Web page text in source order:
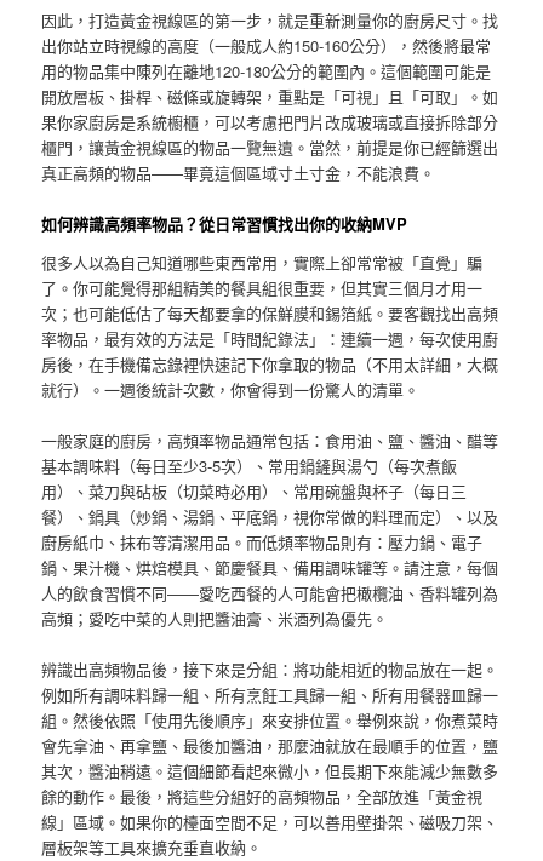
因此，打造黃金視線區的第一步，就是重新測量你的廚房尺寸。找
出你站立時視線的高度（一般成人約150-160公分），然後將最常
用的物品集中陳列在離地120-180公分的範圍內。這個範圍可能是
開放層板、掛桿、磁條或旋轉架，重點是「可視」且「可取」。如
果你家廚房是系統櫥櫃，可以考慮把門片改成玻璃或直接拆除部分
櫃門，讓黃金視線區的物品一覽無遺。當然，前提是你已經篩選出
真正高頻的物品——畢竟這個區域寸土寸金，不能浪費。
如何辨識高頻率物品？從日常習慣找出你的收納MVP
很多人以為自己知道哪些東西常用，實際上卻常常被「直覺」騙
了。你可能覺得那組精美的餐具組很重要，但其實三個月才用一
次；也可能低估了每天都要拿的保鮮膜和錫箔紙。要客觀找出高頻
率物品，最有效的方法是「時間紀錄法」：連續一週，每次使用廚
房後，在手機備忘錄裡快速記下你拿取的物品（不用太詳細，大概
就行）。一週後統計次數，你會得到一份驚人的清單。
一般家庭的廚房，高頻率物品通常包括：食用油、鹽、醬油、醋等
基本調味料（每日至少3-5次）、常用鍋鏟與湯勺（每次煮飯
用）、菜刀與砧板（切菜時必用）、常用碗盤與杯子（每日三
餐）、鍋具（炒鍋、湯鍋、平底鍋，視你常做的料理而定）、以及
廚房紙巾、抹布等清潔用品。而低頻率物品則有：壓力鍋、電子
鍋、果汁機、烘焙模具、節慶餐具、備用調味罐等。請注意，每個
人的飲食習慣不同——愛吃西餐的人可能會把橄欖油、香料罐列為
高頻；愛吃中菜的人則把醬油膏、米酒列為優先。
辨識出高頻物品後，接下來是分組：將功能相近的物品放在一起。
例如所有調味料歸一組、所有烹飪工具歸一組、所有用餐器皿歸一
組。然後依照「使用先後順序」來安排位置。舉例來說，你煮菜時
會先拿油、再拿鹽、最後加醬油，那麼油就放在最順手的位置，鹽
其次，醬油稍遠。這個細節看起來微小，但長期下來能減少無數多
餘的動作。最後，將這些分組好的高頻物品，全部放進「黃金視
線」區域。如果你的檯面空間不足，可以善用壁掛架、磁吸刀架、
層板架等工具來擴充垂直收納。